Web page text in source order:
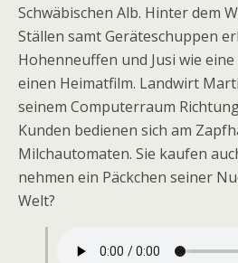
Schwäbischen Alb. Hinter dem
Ställen samt Geräteschuppen
Hohenneuffen und Jusi wie
einen Heimatfilm. Landwirt
seinem Computerraum
Kunden bedienen sich am
Milchautomaten. Sie kaufen
nehmen ein Päckchen seiner
Welt?